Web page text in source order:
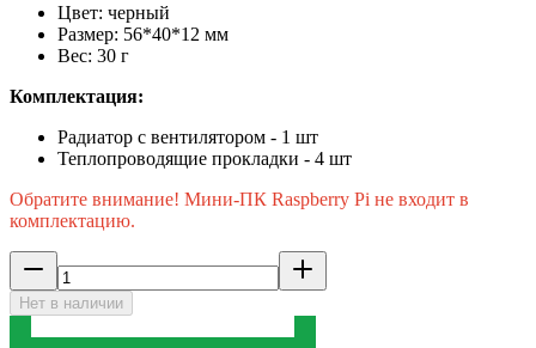
Цвет: черный
Размер: 56*40*12 мм
Вес: 30 г
Комплектация:
Радиатор с вентилятором - 1 шт
Теплопроводящие прокладки - 4 шт
Обратите внимание! Мини-ПК Raspberry Pi не входит в
комплектацию.
Нет в наличии